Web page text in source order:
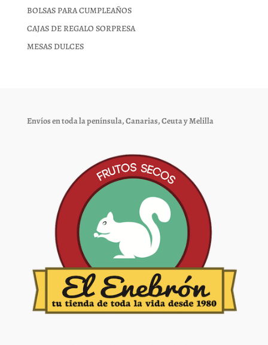
BOLSAS PARA CUMPLEAÑOS
CAJAS DE REGALO SORPRESA
MESAS DULCES
Envíos en toda la península, Canarias, Ceuta y Melilla